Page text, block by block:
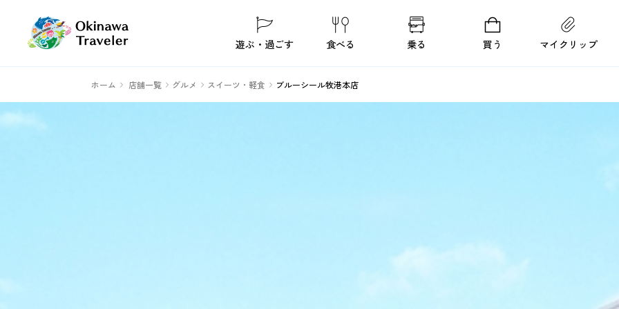
遊ぶ・過ごす 食べる 乗る 買う マイクリップ
ホーム 店舗一覧 グルメ スイーツ・軽食 ブルーシール牧港本店